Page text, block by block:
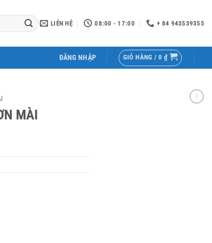
LIÊN HỆ 08:00 - 17:00 + 84 943539355
ĐĂNG NHẬP GIỎ HÀNG / 0 ₫
MÀI